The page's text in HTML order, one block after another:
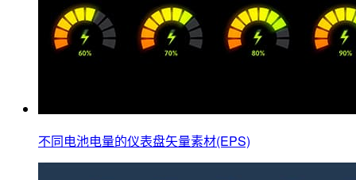
不同电池电量的仪表盘矢量素材(EPS)